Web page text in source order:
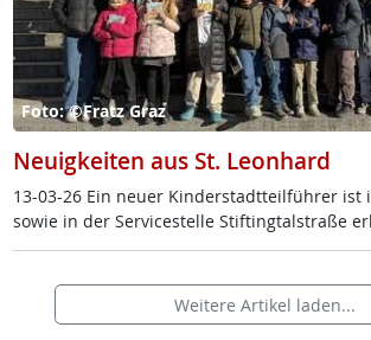
Foto: ©Fratz Graz
Neuigkeiten aus St. Leonhard
13-03-26 Ein neu­er Kin­der­stadt­teil­füh­rer ist
so­wie in der Ser­vice­s­tel­le Stif­ting­tal­stra­ße
Weitere Artikel laden...